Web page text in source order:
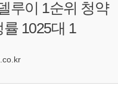
루이 1순위 청약
1025대 1